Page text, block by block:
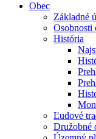
Obec
Základné
Osobnosti
História
Ľudové
Družobné